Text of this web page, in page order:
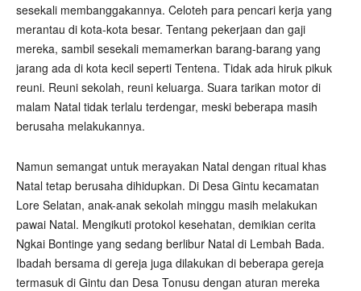
sesekali membanggakannya. Celoteh para pencari kerja yang
merantau di kota-kota besar. Tentang pekerjaan dan gaji
mereka, sambil sesekali memamerkan barang-barang yang
jarang ada di kota kecil seperti Tentena. Tidak ada hiruk pikuk
reuni. Reuni sekolah, reuni keluarga. Suara tarikan motor di
malam Natal tidak terlalu terdengar, meski beberapa masih
berusaha melakukannya.
Namun semangat untuk merayakan Natal dengan ritual khas
Natal tetap berusaha dihidupkan. Di Desa Gintu kecamatan
Lore Selatan, anak-anak sekolah minggu masih melakukan
pawai Natal. Mengikuti protokol kesehatan, demikian cerita
Ngkai Bontinge yang sedang berlibur Natal di Lembah Bada.
Ibadah bersama di gereja juga dilakukan di beberapa gereja
termasuk di Gintu dan Desa Tonusu dengan aturan mereka